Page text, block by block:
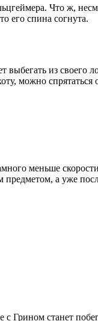
Что ж,
его спина согнута.
выбегать из своего
можно
меньше
а уже
Грином станет